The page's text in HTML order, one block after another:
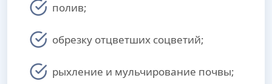
полив;
обрезку отцветших соцветий;
рыхление и мульчирование почвы;